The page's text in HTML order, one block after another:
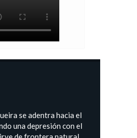
se adentra hacia el
una depresión con el